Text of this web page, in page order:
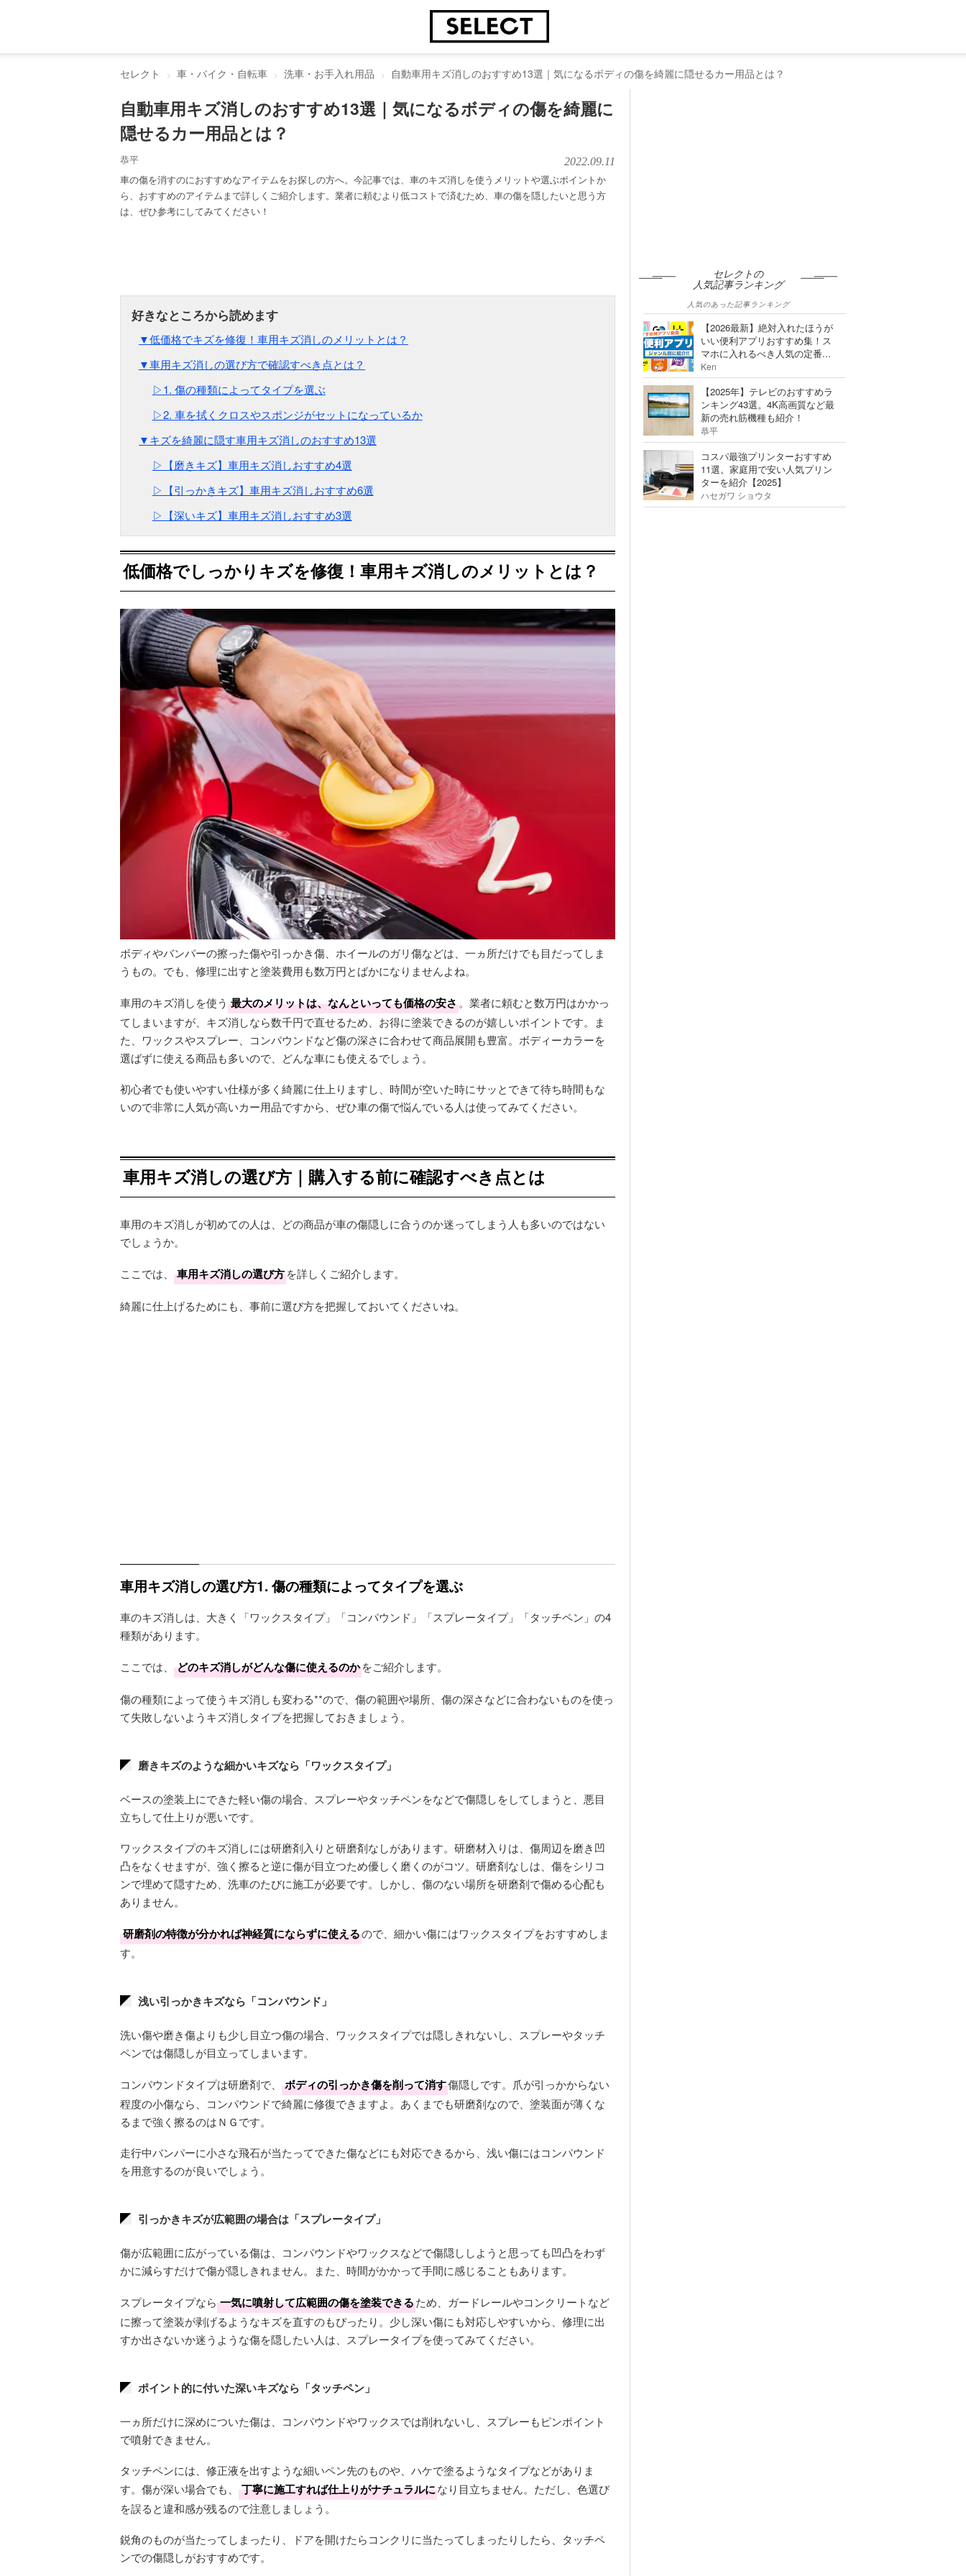
セレクト 車・バイク・自転車 洗車・お手入れ用品 自動車用キズ消しのおすすめ13選｜気になるボディの傷を綺麗に隠せるカー用品とは？
自動車用キズ消しのおすすめ13選｜気になるボディの傷を綺麗に
隠せるカー用品とは？
恭平 2022.09.11
車の傷を消すのにおすすめなアイテムをお探しの方へ。今記事では、車のキズ消しを使うメリットや選ぶポイントか
ら、おすすめのアイテムまで詳しくご紹介します。業者に頼むより低コストで済むため、車の傷を隠したいと思う方
は、ぜひ参考にしてみてください！
▼低価格でキズを修復！車用キズ消しのメリットとは？
▼車用キズ消しの選び方で確認すべき点とは？
▷1. 傷の種類によってタイプを選ぶ
▷2. 車を拭くクロスやスポンジがセットになっているか
▼キズを綺麗に隠す車用キズ消しのおすすめ13選
▷【磨きキズ】車用キズ消しおすすめ4選
▷【引っかきキズ】車用キズ消しおすすめ6選
▷【深いキズ】車用キズ消しおすすめ3選
低価格でしっかりキズを修復！車用キズ消しのメリットとは？
ボディやバンパーの擦った傷や引っかき傷、ホイールのガリ傷などは、一ヵ所だけでも目だってしま
うもの。でも、修理に出すと塗装費用も数万円とばかになりませんよね。
車用のキズ消しを使う 最大のメリットは、なんといっても価格の安さ。業者に頼むと数万円はかかっ
てしまいますが、キズ消しなら数千円で直せるため、お得に塗装できるのが嬉しいポイントです。ま
た、ワックスやスプレー、コンパウンドなど傷の深さに合わせて商品展開も豊富。ボディーカラーを
選ばずに使える商品も多いので、どんな車にも使えるでしょう。
初心者でも使いやすい仕様が多く綺麗に仕上りますし、時間が空いた時にサッとできて待ち時間もな
いので非常に人気が高いカー用品ですから、ぜひ車の傷で悩んでいる人は使ってみてください。
車用キズ消しの選び方｜購入する前に確認すべき点とは
車用のキズ消しが初めての人は、どの商品が車の傷隠しに合うのか迷ってしまう人も多いのではない
でしょうか。
ここでは、 車用キズ消しの選び方を詳しくご紹介します。
綺麗に仕上げるためにも、事前に選び方を把握しておいてくださいね。
車用キズ消しの選び方1. 傷の種類によってタイプを選ぶ
車のキズ消しは、大きく「ワックスタイプ」「コンパウンド」「スプレータイプ」「タッチペン」の4
種類があります。
ここでは、 どのキズ消しがどんな傷に使えるのかをご紹介します。
傷の種類によって使うキズ消しも変わる**ので、傷の範囲や場所、傷の深さなどに合わないものを使っ
て失敗しないようキズ消しタイプを把握しておきましょう。
磨きキズのような細かいキズなら「ワックスタイプ」
ベースの塗装上にできた軽い傷の場合、スプレーやタッチペンをなどで傷隠しをしてしまうと、悪目
立ちして仕上りが悪いです。
ワックスタイプのキズ消しには研磨剤入りと研磨剤なしがあります。研磨材入りは、傷周辺を磨き凹
凸をなくせますが、強く擦ると逆に傷が目立つため優しく磨くのがコツ。研磨剤なしは、傷をシリコ
ンで埋めて隠すため、洗車のたびに施工が必要です。しかし、傷のない場所を研磨剤で傷める心配も
ありません。
研磨剤の特徴が分かれば神経質にならずに使えるので、細かい傷にはワックスタイプをおすすめしま
す。
浅い引っかきキズなら「コンパウンド」
洗い傷や磨き傷よりも少し目立つ傷の場合、ワックスタイプでは隠しきれないし、スプレーやタッチ
ペンでは傷隠しが目立ってしまいます。
コンパウンドタイプは研磨剤で、 ボディの引っかき傷を削って消す傷隠しです。爪が引っかからない
程度の小傷なら、コンパウンドで綺麗に修復できますよ。あくまでも研磨剤なので、塗装面が薄くな
るまで強く擦るのはＮＧです。
走行中バンパーに小さな飛石が当たってできた傷などにも対応できるから、浅い傷にはコンパウンド
を用意するのが良いでしょう。
引っかきキズが広範囲の場合は「スプレータイプ」
傷が広範囲に広がっている傷は、コンパウンドやワックスなどで傷隠ししようと思っても凹凸をわず
かに減らすだけで傷が隠しきれません。また、時間がかかって手間に感じることもあります。
スプレータイプなら 一気に噴射して広範囲の傷を塗装できるため、ガードレールやコンクリートなど
に擦って塗装が剥げるようなキズを直すのもぴったり。少し深い傷にも対応しやすいから、修理に出
すか出さないか迷うような傷を隠したい人は、スプレータイプを使ってみてください。
ポイント的に付いた深いキズなら「タッチペン」
一ヵ所だけに深めについた傷は、コンパウンドやワックスでは削れないし、スプレーもピンポイント
で噴射できません。
タッチペンには、修正液を出すような細いペン先のものや、ハケで塗るようなタイプなどがありま
す。傷が深い場合でも、
丁寧に施工すれば仕上りがナチュラルになり目立ちません。ただし、色選び
を誤ると違和感が残るので注意しましょう。
鋭角のものが当たってしまったり、ドアを開けたらコンクリに当たってしまったりしたら、タッチペ
ンでの傷隠しがおすすめです。
セレクトの
人気記事ランキング
人気のあった記事ランキング
【2026最新】絶対入れたほうが
いい便利アプリおすすめ集！ス
マホに入れるべき人気の定番...
Ken
【2025年】テレビのおすすめラ
ンキング43選。4K高画質など最
新の売れ筋機種も紹介！
恭平
コスパ最強プリンターおすすめ
11選。家庭用で安い人気プリン
ターを紹介【2025】
ハセガワ ショウタ